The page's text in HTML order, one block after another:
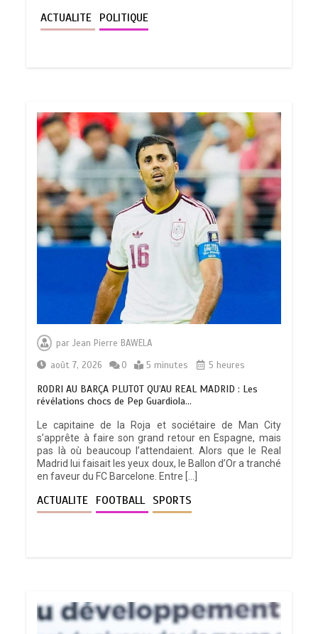
ACTUALITE POLITIQUE
parJean Pierre BAWELA
août 7, 2026
0 5 minutes 5 heures
RODRI AU BARÇA PLUTOT QU’AU REAL MADRID : Les
révélations chocs de Pep Guardiola…
Le capitaine de la Roja et sociétaire de Man City
s’apprête à faire son grand retour en Espagne, mais
pas là où beaucoup l’attendaient. Alors que le Real
Madrid lui faisait les yeux doux, le Ballon d’Or a tranché
en faveur du FC Barcelone. Entre […]
ACTUALITE FOOTBALL SPORTS